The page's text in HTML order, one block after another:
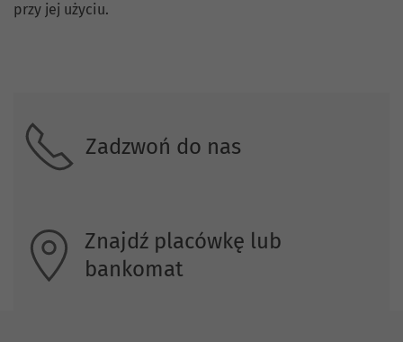
przy jej użyciu.
Zadzwoń do nas
Znajdź placówkę lub
bankomat